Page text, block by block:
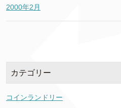
2000年2月
カテゴリー
コインランドリー